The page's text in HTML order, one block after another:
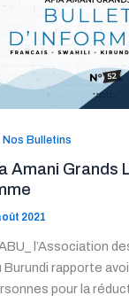
Nos Bulletins
Amani Grands
2021
l’Association
Burundi rapporte
pour la